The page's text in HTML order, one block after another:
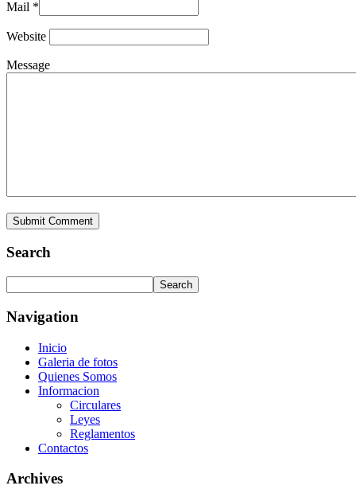
Mail *
Website
Message
Search
Navigation
Inicio
Galeria de fotos
Quienes Somos
Informacion
Circulares
Leyes
Reglamentos
Contactos
Archives